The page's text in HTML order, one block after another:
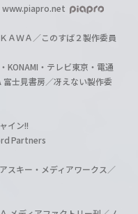
www.piapro.net
ＡＷＡ／このすば２製作委員
KONAMI・テレビ東京・電通
士見書房／冴えない製作委
イン!!
Partners
キー・メディアワークス／